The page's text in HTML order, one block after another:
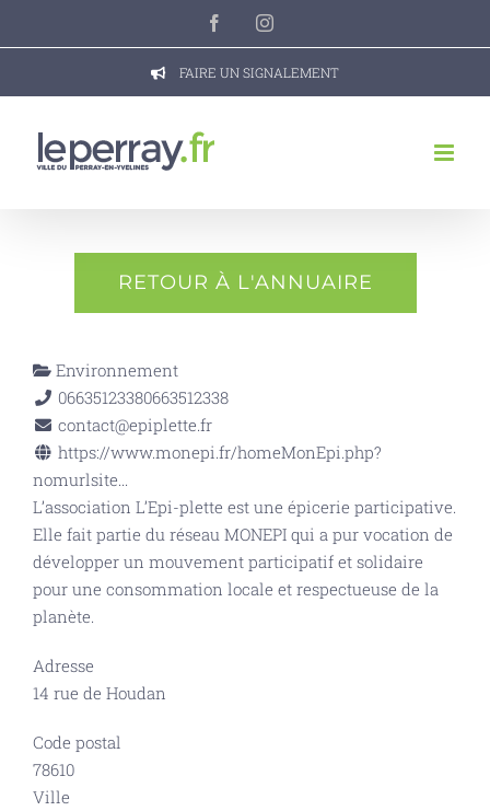
FacebookInstagram
FAIRE UN SIGNALEMENT
RETOUR À L'ANNUAIRE
Environnement
06635123380663512338
contact@epiplette.fr
https://www.monepi.fr/homeMonEpi.php?
nomurlsite...
L’association L’Epi-plette est une épicerie participative.
Elle fait partie du réseau MONEPI qui a pur vocation de
développer un mouvement participatif et solidaire
pour une consommation locale et respectueuse de la
planète.
Adresse
14 rue de Houdan
Code postal
78610
Ville